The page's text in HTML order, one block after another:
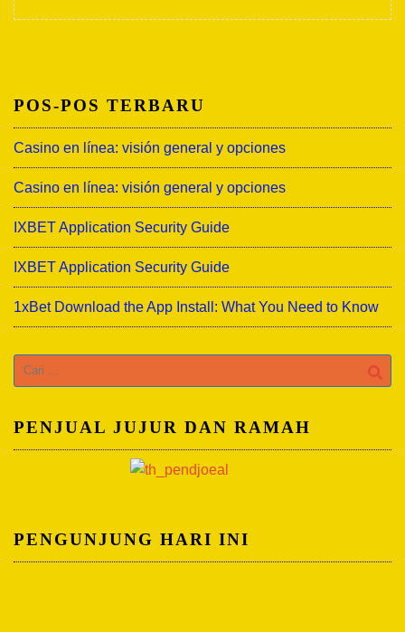
POS-POS TERBARU
Casino en línea: visión general y opciones
Casino en línea: visión general y opciones
IXBET Application Security Guide
IXBET Application Security Guide
1xBet Download the App Install: What You Need to Know
Cari
untuk:
PENJUAL JUJUR DAN RAMAH
PENGUNJUNG HARI INI